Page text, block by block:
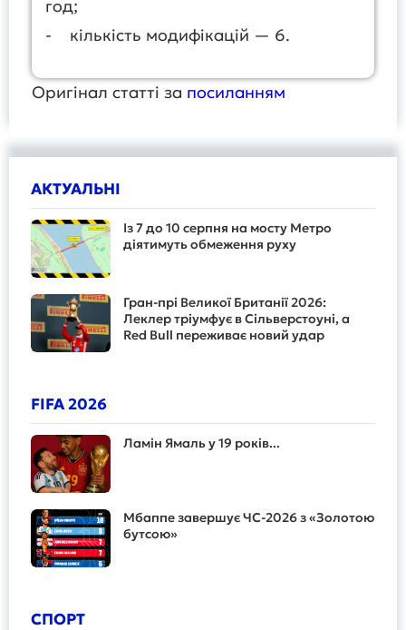
год;
- кількість модифікацій — 6.
Оригінал статті за посиланням
АКТУАЛЬНІ
Із 7 до 10 серпня на мосту Метро
діятимуть обмеження руху
Гран-прі Великої Британії 2026:
Леклер тріумфує в Сільверстоуні, а
Red Bull переживає новий удар
FIFA 2026
Ламін Ямаль у 19 років...
Мбаппе завершує ЧС-2026 з «Золотою
бутсою»
СПОРТ